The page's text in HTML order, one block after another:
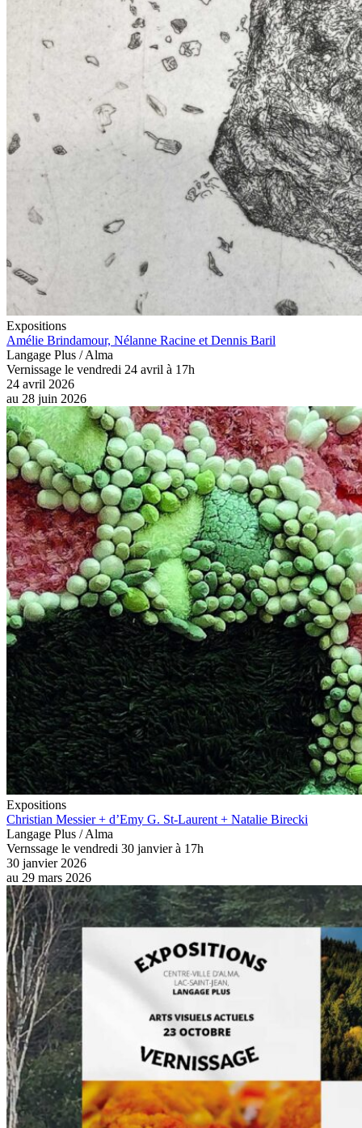
Expositions
Amélie Brindamour, Nélanne Racine et Dennis Baril
Langage Plus / Alma
Vernissage le vendredi 24 avril à 17h
24 avril 2026
au 28 juin 2026
Expositions
Christian Messier + d’Emy G. St-Laurent + Natalie Birecki
Langage Plus / Alma
Vernssage le vendredi 30 janvier à 17h
30 janvier 2026
au 29 mars 2026